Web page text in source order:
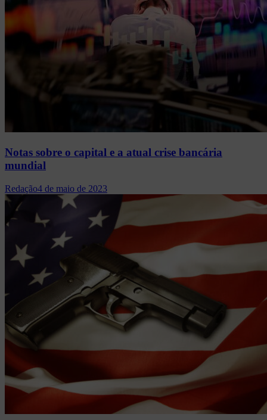
Notas sobre o capital e a atual crise bancária
mundial
Redação4 de maio de 2023